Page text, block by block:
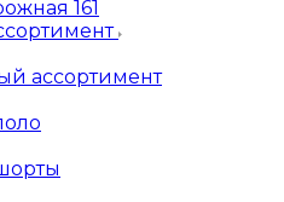
161
ассортимент